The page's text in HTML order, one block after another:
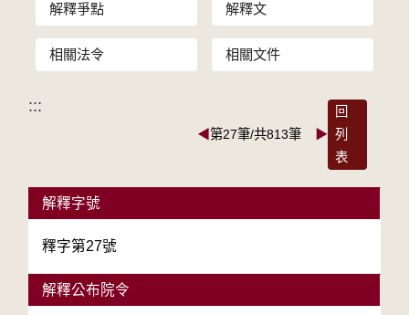
解釋爭點 解釋文
相關法令 相關文件
:::
◀第27筆/共813筆 ▶
回
列
表
解釋字號
釋字第27號
解釋公布院令